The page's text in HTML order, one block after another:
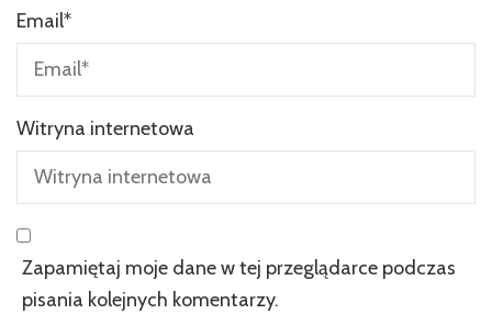
Email*
Witryna internetowa
Zapamiętaj moje dane w tej przeglądarce podczas
pisania kolejnych komentarzy.